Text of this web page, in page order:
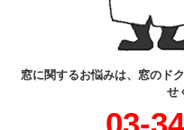
窓に関するお悩みは、窓のド
せ